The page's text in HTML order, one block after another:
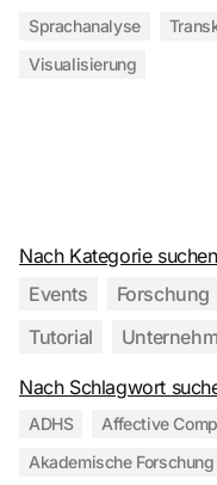
Sprachanalyse
Visualisierung
Nach Kategorie
Events
Forschung
Tutorial
Nach Schlagwort
ADHS Affective
Akademische Forschung